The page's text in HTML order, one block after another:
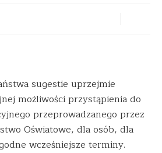
sugestie uprzejmie
możliwości przystąpienia do
przeprowadzanego przez
Oświatowe, dla osób, dla
wcześniejsze terminy.